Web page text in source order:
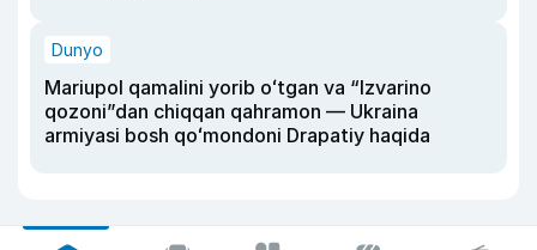
Dunyo
Mariupol qamalini yorib oʻtgan va “Izvarino
qozoni”dan chiqqan qahramon — Ukraina
armiyasi bosh qoʻmondoni Drapatiy haqida